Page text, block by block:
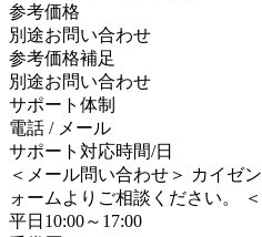
参考価格
別途お問い合わせ
参考価格補足
別途お問い合わせ
サポート体制
電話 / メール
サポート対応時間/日
＜メール問い合わせ＞ カイゼ
ォームよりご相談ください。
平日10:00～17:00